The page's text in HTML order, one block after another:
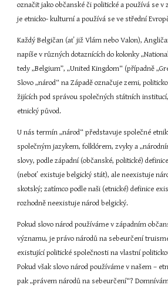
označit jako občanské či politické a používá se v
je etnicko- kulturní a používá se ve střední
Každý Belgičan (ať již Vlám nebo Valon),
napíše v různých dotaznících do kolonky
tedy „Belgium”, „United Kingdom“ (případně
Slovo „národ“ na Západě označuje zemi,
žijících pod správou společných státních
etnický původ.
U nás termín „národ“ představuje společné
společným jazykem, folklórem, zvyky a
slovy, podle západní (občanské, politické)
(neboť existuje belgický stát), ale neexistuje
skotský; zatímco podle naši (etnické) definice
rozhodně neexistuje národ belgický.
Pokud slovo národ používáme v západním
významu, je právo národů na sebeurčení
existující politické společnosti na vlastní
Pokud však slovo národ používáme v našem –
pak „právem národů na sebeurčení“?